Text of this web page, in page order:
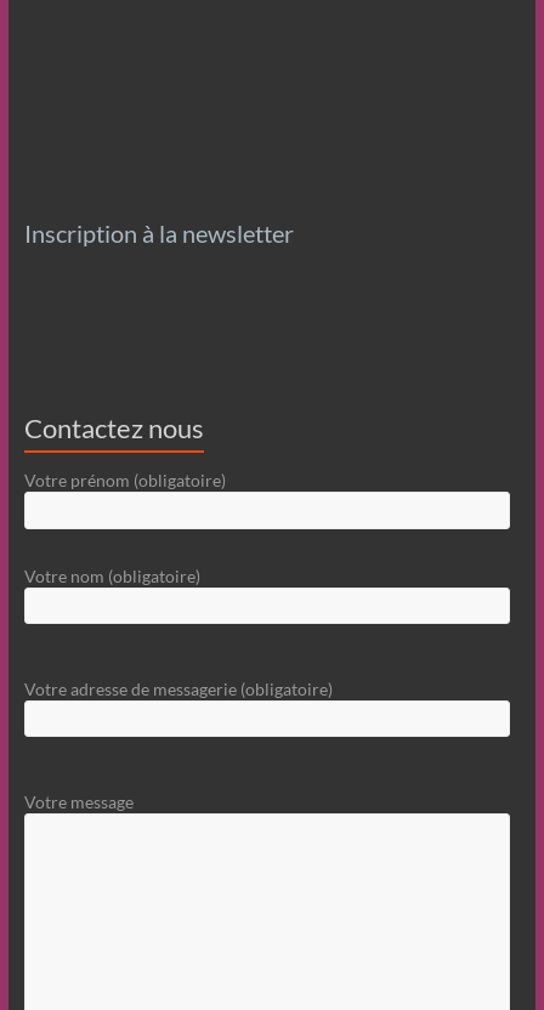
Inscription à la newsletter
Contactez nous
Votre prénom (obligatoire)
Votre nom (obligatoire)
Votre adresse de messagerie (obligatoire)
Votre message